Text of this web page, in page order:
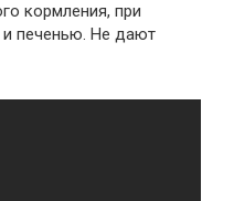
кормления, при
печенью. Не дают